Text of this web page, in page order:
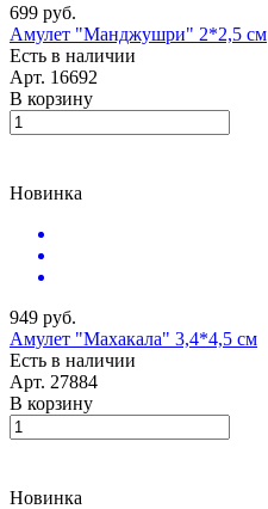
699 руб.
Амулет "Манджушри" 2*2,5 см
Есть в наличии
Арт. 16692
В корзину
Новинка
949 руб.
Амулет "Махакала" 3,4*4,5 см
Есть в наличии
Арт. 27884
В корзину
Новинка